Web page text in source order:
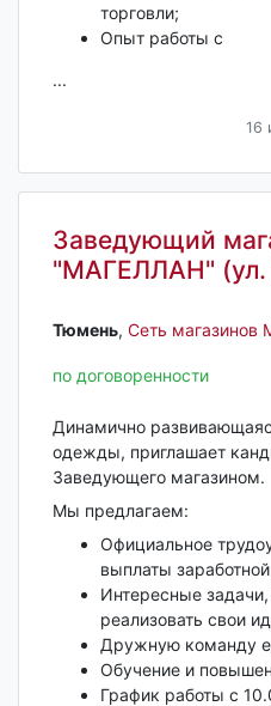
торговли;
Опыт работы с
...
16
Заведующий
"МАГЕЛЛАН" (ул.
Тюмень‎, Сеть магазинов
по договоренности
Динамично
одежды, приглашает
Заведующего магазином.
Мы предлагаем:
Официальное
выплаты
Интересные
реализовать свои
Дружную команду
Обучение и
График работы с